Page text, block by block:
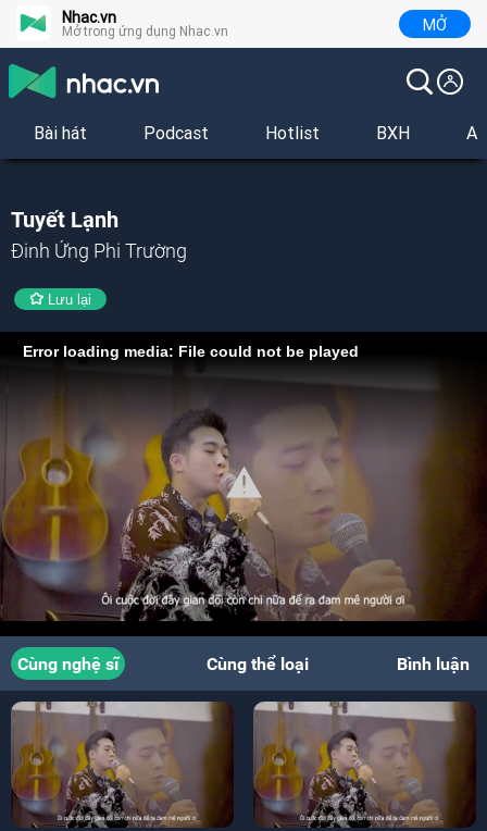
Nhac.vn
Mở trong ứng dụng Nhac.vn MỞ
Bài hát Podcast Hotlist BXH
Tuyết Lạnh
Đinh Ứng Phi Trường
Lưu lại
Error loading media: File could not be played
Cùng nghệ sĩ Cùng thể loại Bình luận